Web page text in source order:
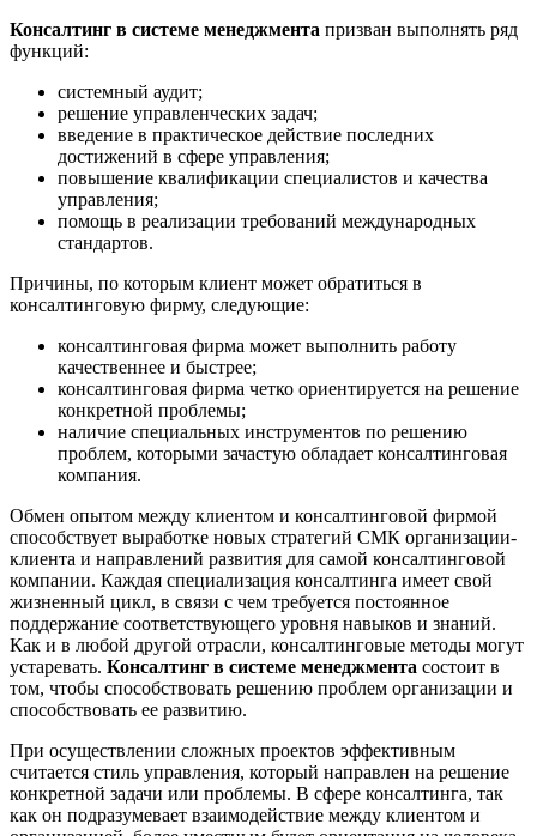
Консалтинг в системе менеджмента призван выполнять ряд
функций:
системный аудит;
решение управленческих задач;
введение в практическое действие последних
достижений в сфере управления;
повышение квалификации специалистов и качества
управления;
помощь в реализации требований международных
стандартов.
Причины, по которым клиент может обратиться в
консалтинговую фирму, следующие:
консалтинговая фирма может выполнить работу
качественнее и быстрее;
консалтинговая фирма четко ориентируется на решение
конкретной проблемы;
наличие специальных инструментов по решению
проблем, которыми зачастую обладает консалтинговая
компания.
Обмен опытом между клиентом и консалтинговой фирмой
способствует выработке новых стратегий СМК организации-
клиента и направлений развития для самой консалтинговой
компании. Каждая специализация консалтинга имеет свой
жизненный цикл, в связи с чем требуется постоянное
поддержание соответствующего уровня навыков и знаний.
Как и в любой другой отрасли, консалтинговые методы могут
устаревать. Консалтинг в системе менеджмента состоит в
том, чтобы способствовать решению проблем организации и
способствовать ее развитию.
При осуществлении сложных проектов эффективным
считается стиль управления, который направлен на решение
конкретной задачи или проблемы. В сфере консалтинга, так
как он подразумевает взаимодействие между клиентом и